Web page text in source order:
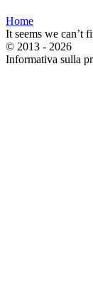
Home
It seems we can’t
© 2013 - 2026
Informativa sulla